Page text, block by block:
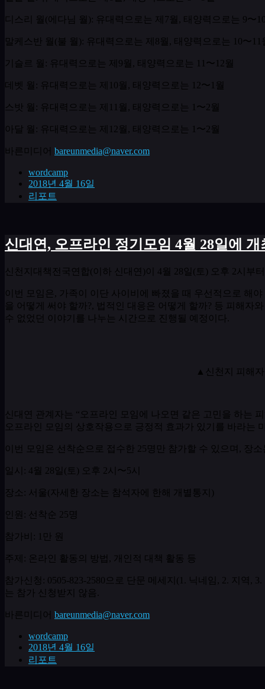
디스리 월 (에다님 월 ): 유대력으로는 제 7월 , 태양력으로는 9〜
말케스반 월 ( 불 월 ): 유대력으로는 제 8월 , 태양력으로는 10〜 11
기슬르 월 : 유대력으로는 제 9월 , 태양력으로는 11 〜 12월
데벳 월 : 유대력으로는 제 10월 , 태양력으로는 12〜 1 월
스밧 월 : 유대력으로는 제 11 월 , 태양력으로는 1 〜 2월
아달 월 : 유대력으로는 제 12월 , 태양력으로는 1 〜 2월
바른미디어 bareunmedia@naver.com
wordcamp
2018년 4월 16일
리포트
신대연, 오프라인 정기모임 4월 28일에
신천지대책전국연합( 이하 신대연 )이 4월 28일 ( 토 ) 오후 2시부
이번 모임은 , 가족이 이단 사이비에 빠졌을 때 우선적으로 해
을 어떻게 써야 할까 ?, 법적인 대응은 어떻게 할까 ? 등 피해자
수 없었던 이야기를 나누는 시간으로 진행될 예정이다
▲신천지 피해
신대연 관계자는 “ 오프라인 모임에 나오면 같은 고민을 하는
오프라인 모임의 상호작용으로 긍정적 효과가 있기를 바라는
이번 모임은 선착순으로 접수한 25명만 참가할 수 있으며 , 장
일시 : 4월 28일 ( 토 ) 오후 2시〜5시
장소 : 서울 (자세한 장소는 참석자에 한해 개별통지 )
인원 : 선착순 25명
참가비 : 1 만 원
주제 : 온라인 활동의 방법 , 개인적 대책 활동 등
참가신청 : 0505-823-2580 으로 단문 메세지 (1. 닉네임 , 2. 지역 , 3.
는 참가 신청받지 않음
바른미디어 bareunmedia@naver.com
wordcamp
2018년 4월 16일
리포트